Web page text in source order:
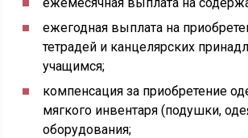
ежегодная выплата на
тетрадей и канцелярских
учащимся;
компенсация за приобретение
мягкого инвентаря (подушки,
оборудования;